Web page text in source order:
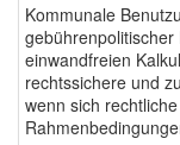
Kommunale
einwandfreien
rechtssichere und
wenn sich